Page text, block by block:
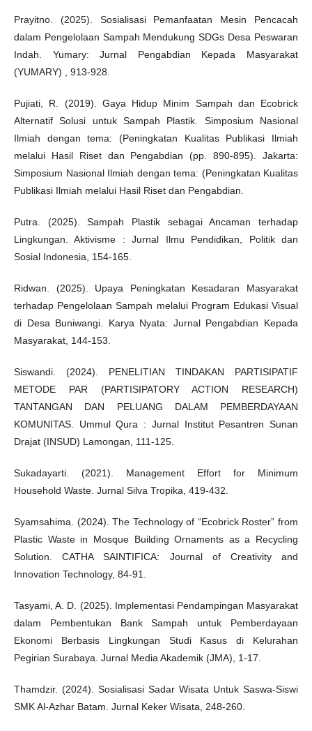
Prayitno. (2025). Sosialisasi Pemanfaatan Mesin Pencacah
dalam Pengelolaan Sampah Mendukung SDGs Desa Peswaran
Indah. Yumary: Jurnal Pengabdian Kepada Masyarakat
(YUMARY) , 913-928.
Pujiati, R. (2019). Gaya Hidup Minim Sampah dan Ecobrick
Alternatif Solusi untuk Sampah Plastik. Simposium Nasional
Ilmiah dengan tema: (Peningkatan Kualitas Publikasi Ilmiah
melalui Hasil Riset dan Pengabdian (pp. 890-895). Jakarta:
Simposium Nasional Ilmiah dengan tema: (Peningkatan Kualitas
Publikasi Ilmiah melalui Hasil Riset dan Pengabdian.
Putra. (2025). Sampah Plastik sebagai Ancaman terhadap
Lingkungan. Aktivisme : Jurnal Ilmu Pendidikan, Politik dan
Sosial Indonesia, 154-165.
Ridwan. (2025). Upaya Peningkatan Kesadaran Masyarakat
terhadap Pengelolaan Sampah melalui Program Edukasi Visual
di Desa Buniwangi. Karya Nyata: Jurnal Pengabdian Kepada
Masyarakat, 144-153.
Siswandi. (2024). PENELITIAN TINDAKAN PARTISIPATIF
METODE PAR (PARTISIPATORY ACTION RESEARCH)
TANTANGAN DAN PELUANG DALAM PEMBERDAYAAN
KOMUNITAS. Ummul Qura : Jurnal Institut Pesantren Sunan
Drajat (INSUD) Lamongan, 111-125.
Sukadayarti. (2021). Management Effort for Minimum
Household Waste. Jurnal Silva Tropika, 419-432.
Syamsahima. (2024). The Technology of “Ecobrick Roster” from
Plastic Waste in Mosque Building Ornaments as a Recycling
Solution. CATHA SAINTIFICA: Journal of Creativity and
Innovation Technology, 84-91.
Tasyami, A. D. (2025). Implementasi Pendampingan Masyarakat
dalam Pembentukan Bank Sampah untuk Pemberdayaan
Ekonomi Berbasis Lingkungan Studi Kasus di Kelurahan
Pegirian Surabaya. Jurnal Media Akademik (JMA), 1-17.
Thamdzir. (2024). Sosialisasi Sadar Wisata Untuk Saswa-Siswi
SMK Al-Azhar Batam. Jurnal Keker Wisata, 248-260.